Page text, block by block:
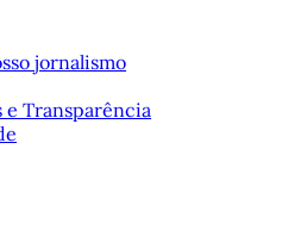
jornalismo
Transparência